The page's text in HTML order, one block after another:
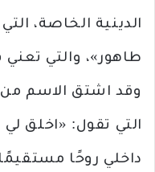
الدينية الخاصة،
طاهور»، والتي تعني
وقد اشتق الاسم من
التي تقول: «اخلق لي
داخلي روحًا